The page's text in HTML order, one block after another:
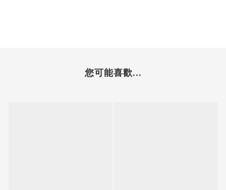
您可能喜歡...